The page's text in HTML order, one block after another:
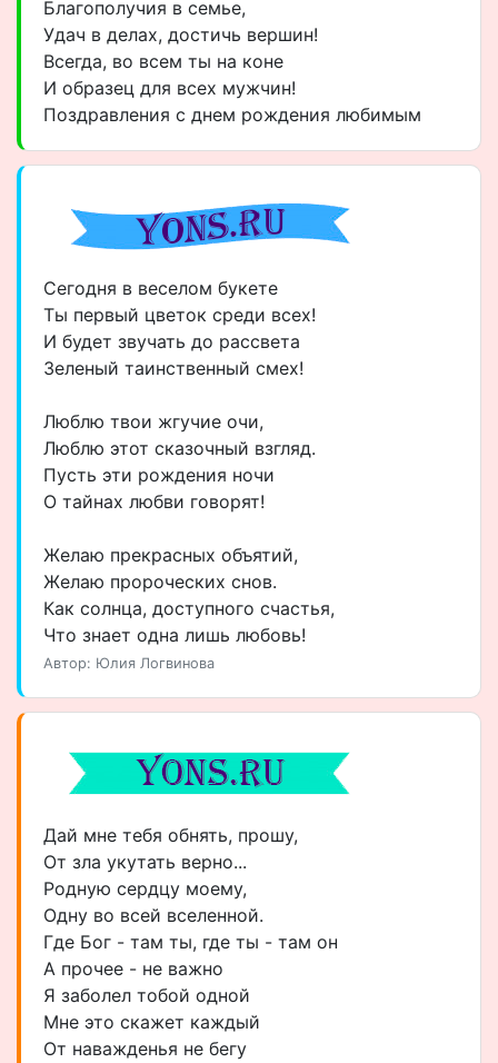
Благополучия в семье,
Удач в делах, достичь вершин!
Всегда, во всем ты на коне
И образец для всех мужчин!
Поздравления с днем рождения любимым
Сегодня в веселом букете
Ты первый цветок среди всех!
И будет звучать до рассвета
Зеленый таинственный смех!
Люблю твои жгучие очи,
Люблю этот сказочный взгляд.
Пусть эти рождения ночи
О тайнах любви говорят!
Желаю прекрасных объятий,
Желаю пророческих снов.
Как солнца, доступного счастья,
Что знает одна лишь любовь!
Автор: Юлия Логвинова
Дай мне тебя обнять, прошу,
От зла укутать верно...
Родную сердцу моему,
Одну во всей вселенной.
Где Бог - там ты, где ты - там он
А прочее - не важно
Я заболел тобой одной
Мне это скажет каждый
От наважденья не бегу